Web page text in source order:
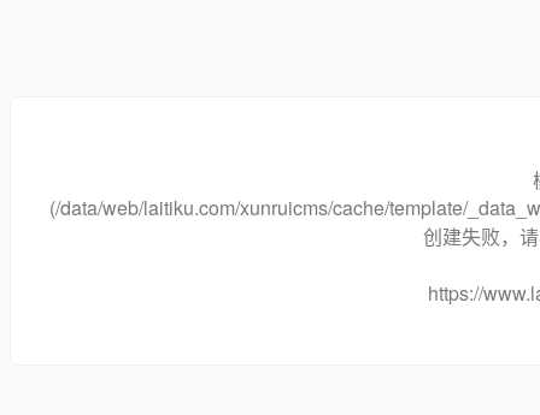
(/data/web/laitiku.com/xunruicms/cache/template/
创建失败，
https://